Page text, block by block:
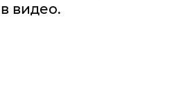
видео.